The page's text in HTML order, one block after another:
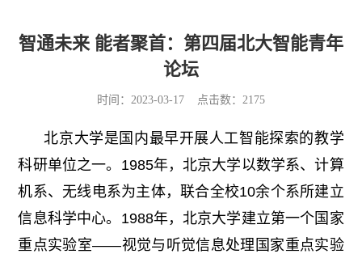
智通未来 能者聚首：第四届北大智能青年
论坛
时间：2023-03-17 点击数： 2175
北京大学是国内最早开展人工智能探索的教学
科研单位之一。1985年，北京大学以数学系、计算
机系、无线电系为主体，联合全校10余个系所建立
信息科学中心。1988年，北京大学建立第一个国家
重点实验室——视觉与听觉信息处理国家重点实验